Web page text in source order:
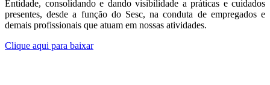
Entidade, consolidando e dando visibilidade a práticas e cuidados
presentes, desde a função do Sesc, na conduta de empregados e
demais profissionais que atuam em nossas atividades.
Clique aqui para baixar